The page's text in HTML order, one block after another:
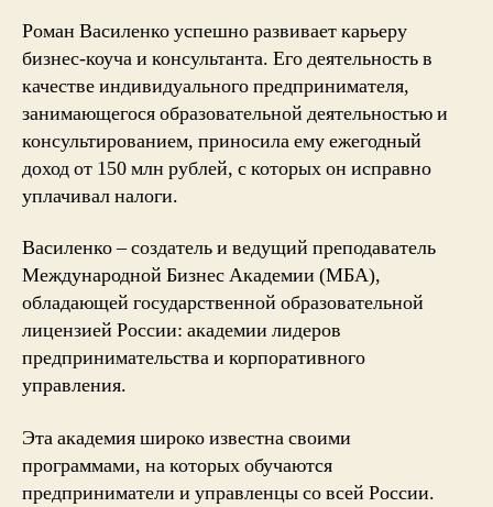
Роман Василенко успешно развивает карьеру
бизнес-коуча и консультанта. Его деятельность в
качестве индивидуального предпринимателя,
занимающегося образовательной деятельностью и
консультированием, приносила ему ежегодный
доход от 150 млн рублей, с которых он исправно
уплачивал налоги.
Василенко – создатель и ведущий преподаватель
Международной Бизнес Академии (МБА),
обладающей государственной образовательной
лицензией России: академии лидеров
предпринимательства и корпоративного
управления.
Эта академия широко известна своими
программами, на которых обучаются
предприниматели и управленцы со всей России.